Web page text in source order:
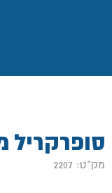
סופרקריל מט+
מק"ט: 2207